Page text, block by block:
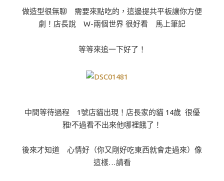
做造型很無聊 需要來點吃的，這邊提共平板讓你方便
劇！店長說 W-兩個世界 很好看 馬上筆記
等等來追一下好了！
中間等待過程 1號店貓出現！店長家的貓 14歲 很優
雅!不過看不出來他哪裡餓了！
後來才知道 心情好（你又剛好吃東西就會走過來）像
這樣…請看